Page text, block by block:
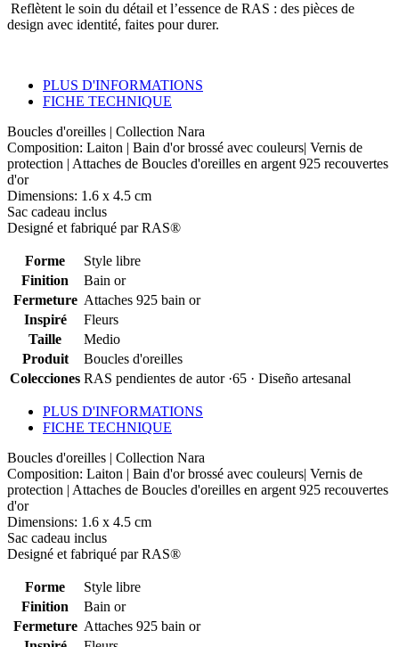
Reflètent le soin du détail et l’essence de RAS : des pièces de
design avec identité, faites pour durer.
PLUS D'INFORMATIONS
FICHE TECHNIQUE
Boucles d'oreilles | Collection Nara
Composition: Laiton | Bain d'or brossé avec couleurs| Vernis de
protection | Attaches de Boucles d'oreilles en argent 925 recouvertes
d'or
Dimensions: 1.6 x 4.5 cm
Sac cadeau inclus
Designé et fabriqué par RAS®
Forme
Style libre
Finition
Bain or
Fermeture Attaches 925 bain or
Inspiré
Fleurs
Taille
Medio
Produit
Boucles d'oreilles
Colecciones RAS pendientes de autor ·65 · Diseño artesanal
PLUS D'INFORMATIONS
FICHE TECHNIQUE
Boucles d'oreilles | Collection Nara
Composition: Laiton | Bain d'or brossé avec couleurs| Vernis de
protection | Attaches de Boucles d'oreilles en argent 925 recouvertes
d'or
Dimensions: 1.6 x 4.5 cm
Sac cadeau inclus
Designé et fabriqué par RAS®
Forme
Style libre
Finition
Bain or
Fermeture Attaches 925 bain or